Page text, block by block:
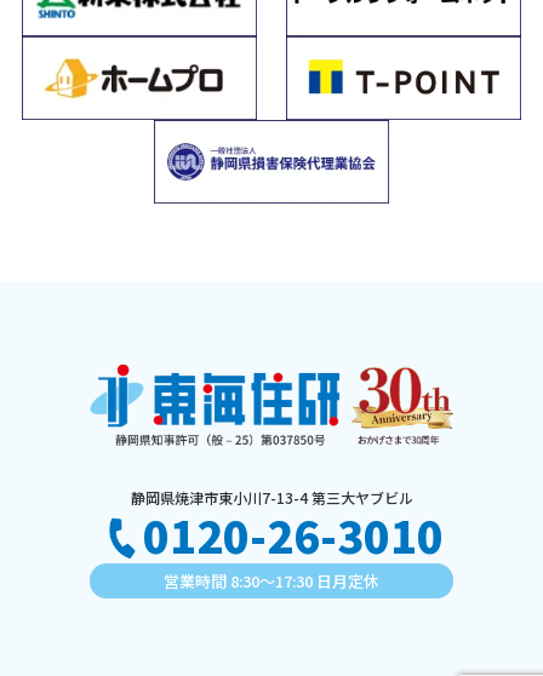
静岡県焼津市東小川7-13-4 第三大ヤブビル
0120-26-3010
営業時間 8:30〜17:30 日月定休